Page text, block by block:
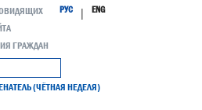
ГРАЖДАН
РУС | ENG
(ЧЁТНАЯ НЕДЕЛЯ)